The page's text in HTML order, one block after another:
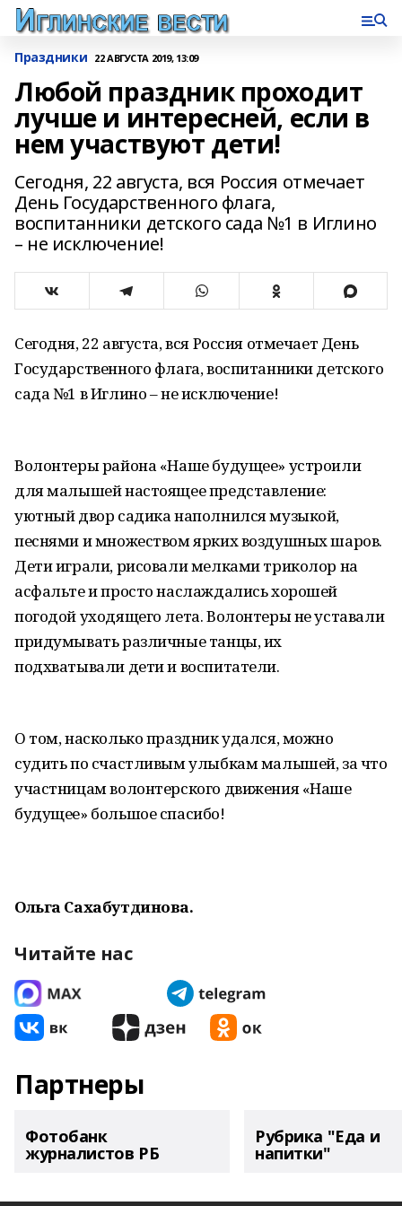
Праздники 22 АВГУСТА 2019, 13:09
Любой праздник проходит
лучше и интересней, если в
нем участвуют дети!
Сегодня, 22 августа, вся Россия отмечает
День Государственного флага,
воспитанники детского сада №1 в Иглино
– не исключение!
Сегодня, 22 августа, вся Россия отмечает День
Государственного флага, воспитанники детского
сада №1 в Иглино – не исключение!
Волонтеры района «Наше будущее» устроили
для малышей настоящее представление:
уютный двор садика наполнился музыкой,
песнями и множеством ярких воздушных шаров.
Дети играли, рисовали мелками триколор на
асфальте и просто наслаждались хорошей
погодой уходящего лета. Волонтеры не уставали
придумывать различные танцы, их
подхватывали дети и воспитатели.
О том, насколько праздник удался, можно
судить по счастливым улыбкам малышей, за что
участницам волонтерского движения «Наше
будущее» большое спасибо!
Ольга Сахабутдинова.
Читайте нас
Партнеры
Фотобанк
журналистов РБ
Рубрика "Еда и
напитки"